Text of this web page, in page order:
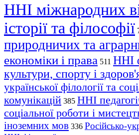
ННІ міжнародних
історії та філософії
природничих та
економіки і права 511 ННІ
культури, спорту і
української філології та
комунікацій 385 ННІ
соціальної роботи і
іноземних мов 336 Російсько-